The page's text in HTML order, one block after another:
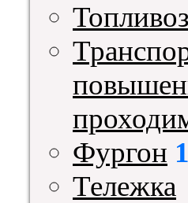
Фургон
Тележка